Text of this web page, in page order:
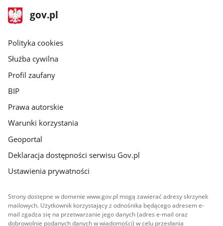
stopka
gov.pl
Strona
gov.pl
gov.pl
Polityka cookies
Służba cywilna
Profil zaufany
BIP
Prawa autorskie
Warunki korzystania
Geoportal
Deklaracja dostępności serwisu Gov.pl
Ustawienia prywatności
Strony dostępne w domenie www.gov.pl mogą zawierać adresy skrzynek
mailowych. Użytkownik korzystający z odnośnika będącego adresem e-
mail zgadza się na przetwarzanie jego danych (adres e-mail oraz
dobrowolnie podanych danych w wiadomości) w celu przesłania